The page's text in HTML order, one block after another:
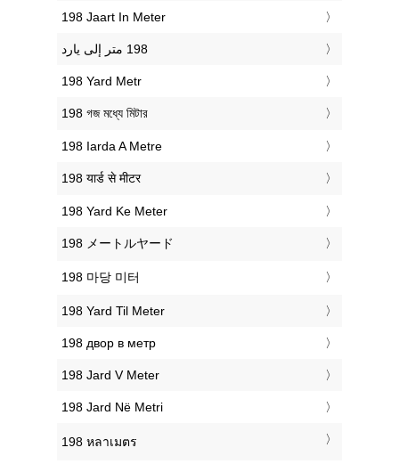
‎198 Jaart In Meter
‎198 Yard Metr
‎198 গজ মধ্যে মিটার
‎198 Iarda A Metre
‎198 यार्ड से मीटर
‎198 Yard Ke Meter
‎198 メートルヤード
‎198 마당 미터
‎198 Yard Til Meter
‎198 двор в метр
‎198 Jard V Meter
‎198 Jard Në Metri
‎198 หลาเมตร